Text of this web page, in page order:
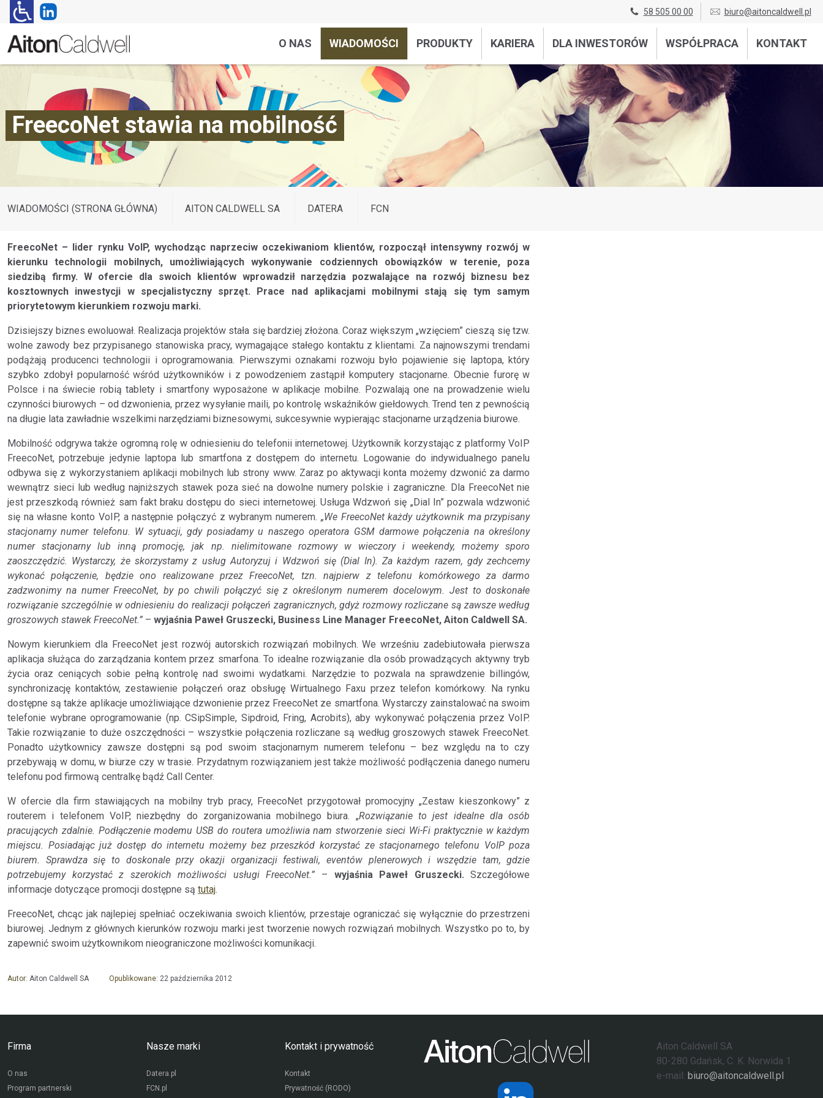
58 505 00 00 biuro@aitoncaldwell.pl
O NAS WIADOMOŚCI PRODUKTY KARIERA DLA INWESTORÓW WSPÓŁPRACA KONTAKT
FreecoNet stawia na mobilność
WIADOMOŚCI (STRONA GŁÓWNA) AITON CALDWELL SA DATERA FCN
FreecoNet – lider rynku VoIP, wychodząc naprzeciw oczekiwaniom klientów, rozpoczął intensywny rozwój w
kierunku technologii mobilnych, umożliwiających wykonywanie codziennych obowiązków w terenie, poza
siedzibą firmy. W ofercie dla swoich klientów wprowadził narzędzia pozwalające na rozwój biznesu bez
kosztownych inwestycji w specjalistyczny sprzęt. Prace nad aplikacjami mobilnymi stają się tym samym
priorytetowym kierunkiem rozwoju marki.
Dzisiejszy biznes ewoluował. Realizacja projektów stała się bardziej złożona. Coraz większym „wzięciem” cieszą się tzw.
wolne zawody bez przypisanego stanowiska pracy, wymagające stałego kontaktu z klientami. Za najnowszymi trendami
podążają producenci technologii i oprogramowania. Pierwszymi oznakami rozwoju było pojawienie się laptopa, który
szybko zdobył popularność wśród użytkowników i z powodzeniem zastąpił komputery stacjonarne. Obecnie furorę w
Polsce i na świecie robią tablety i smartfony wyposażone w aplikacje mobilne. Pozwalają one na prowadzenie wielu
czynności biurowych – od dzwonienia, przez wysyłanie maili, po kontrolę wskaźników giełdowych. Trend ten z pewnością
na długie lata zawładnie wszelkimi narzędziami biznesowymi, sukcesywnie wypierając stacjonarne urządzenia biurowe.
Mobilność odgrywa także ogromną rolę w odniesieniu do telefonii internetowej. Użytkownik korzystając z platformy VoIP
FreecoNet, potrzebuje jedynie laptopa lub smartfona z dostępem do internetu. Logowanie do indywidualnego panelu
odbywa się z wykorzystaniem aplikacji mobilnych lub strony www. Zaraz po aktywacji konta możemy dzwonić za darmo
wewnątrz sieci lub według najniższych stawek poza sieć na dowolne numery polskie i zagraniczne. Dla FreecoNet nie
jest przeszkodą również sam fakt braku dostępu do sieci internetowej. Usługa Wdzwoń się „Dial In” pozwala wdzwonić
się na własne konto VoIP, a następnie połączyć z wybranym numerem. „We FreecoNet każdy użytkownik ma przypisany
stacjonarny numer telefonu. W sytuacji, gdy posiadamy u naszego operatora GSM darmowe połączenia na określony
numer stacjonarny lub inną promocję, jak np. nielimitowane rozmowy w wieczory i weekendy, możemy sporo
zaoszczędzić. Wystarczy, że skorzystamy z usług Autoryzuj i Wdzwoń się (Dial In). Za każdym razem, gdy zechcemy
wykonać połączenie, będzie ono realizowane przez FreecoNet, tzn. najpierw z telefonu komórkowego za darmo
zadzwonimy na numer FreecoNet, by po chwili połączyć się z określonym numerem docelowym. Jest to doskonałe
rozwiązanie szczególnie w odniesieniu do realizacji połączeń zagranicznych, gdyż rozmowy rozliczane są zawsze według
groszowych stawek FreecoNet.” – wyjaśnia Paweł Gruszecki, Business Line Manager FreecoNet, Aiton Caldwell SA.
Nowym kierunkiem dla FreecoNet jest rozwój autorskich rozwiązań mobilnych. We wrześniu zadebiutowała pierwsza
aplikacja służąca do zarządzania kontem przez smarfona. To idealne rozwiązanie dla osób prowadzących aktywny tryb
życia oraz ceniących sobie pełną kontrolę nad swoimi wydatkami. Narzędzie to pozwala na sprawdzenie billingów,
synchronizację kontaktów, zestawienie połączeń oraz obsługę Wirtualnego Faxu przez telefon komórkowy. Na rynku
dostępne są także aplikacje umożliwiające dzwonienie przez FreecoNet ze smartfona. Wystarczy zainstalować na swoim
telefonie wybrane oprogramowanie (np. CSipSimple, Sipdroid, Fring, Acrobits), aby wykonywać połączenia przez VoIP.
Takie rozwiązanie to duże oszczędności – wszystkie połączenia rozliczane są według groszowych stawek FreecoNet.
Ponadto użytkownicy zawsze dostępni są pod swoim stacjonarnym numerem telefonu – bez względu na to czy
przebywają w domu, w biurze czy w trasie. Przydatnym rozwiązaniem jest także możliwość podłączenia danego numeru
telefonu pod firmową centralkę bądź Call Center.
W ofercie dla firm stawiających na mobilny tryb pracy, FreecoNet przygotował promocyjny „Zestaw kieszonkowy” z
routerem i telefonem VoIP, niezbędny do zorganizowania mobilnego biura. „Rozwiązanie to jest idealne dla osób
pracujących zdalnie. Podłączenie modemu USB do routera umożliwia nam stworzenie sieci Wi-Fi praktycznie w każdym
miejscu. Posiadając już dostęp do internetu możemy bez przeszkód korzystać ze stacjonarnego telefonu VoIP poza
biurem. Sprawdza się to doskonale przy okazji organizacji festiwali, eventów plenerowych i wszędzie tam, gdzie
potrzebujemy korzystać z szerokich możliwości usługi FreecoNet.” – wyjaśnia Paweł Gruszecki. Szczegółowe
informacje dotyczące promocji dostępne są tutaj.
FreecoNet, chcąc jak najlepiej spełniać oczekiwania swoich klientów, przestaje ograniczać się wyłącznie do przestrzeni
biurowej. Jednym z głównych kierunków rozwoju marki jest tworzenie nowych rozwiązań mobilnych. Wszystko po to, by
zapewnić swoim użytkownikom nieograniczone możliwości komunikacji.
Autor: Aiton Caldwell SA Opublikowane: 22 października 2012
Firma
O nas
Program partnerski
Nasze marki
Datera.pl
FCN.pl
Kontakt i prywatność
Kontakt
Prywatność (RODO)
Aiton Caldwell SA
80-280 Gdańsk, C. K. Norwida 1
e-mail: biuro@aitoncaldwell.pl